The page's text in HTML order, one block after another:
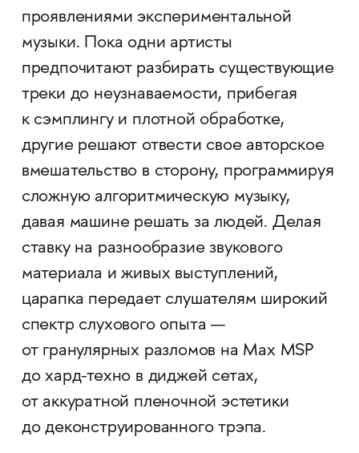
проявлениями экспериментальной
музыки. Пока одни артисты
предпочитают разбирать существующие
треки до неузнаваемости, прибегая
к сэмплингу и плотной обработке,
другие решают отвести свое авторское
вмешательство в сторону, программируя
сложную алгоритмическую музыку,
давая машине решать за людей. Делая
ставку на разнообразие звукового
материала и живых выступлений,
царапка передает слушателям широкий
спектр слухового опыта —
от гранулярных разломов на Max MSP
до хард-техно в диджей сетах,
от аккуратной пленочной эстетики
до деконструированного трэпа.